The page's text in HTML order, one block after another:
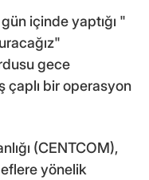
içinde yaptığı "
gece
çaplı bir operasyon
(CENTCOM),
yönelik